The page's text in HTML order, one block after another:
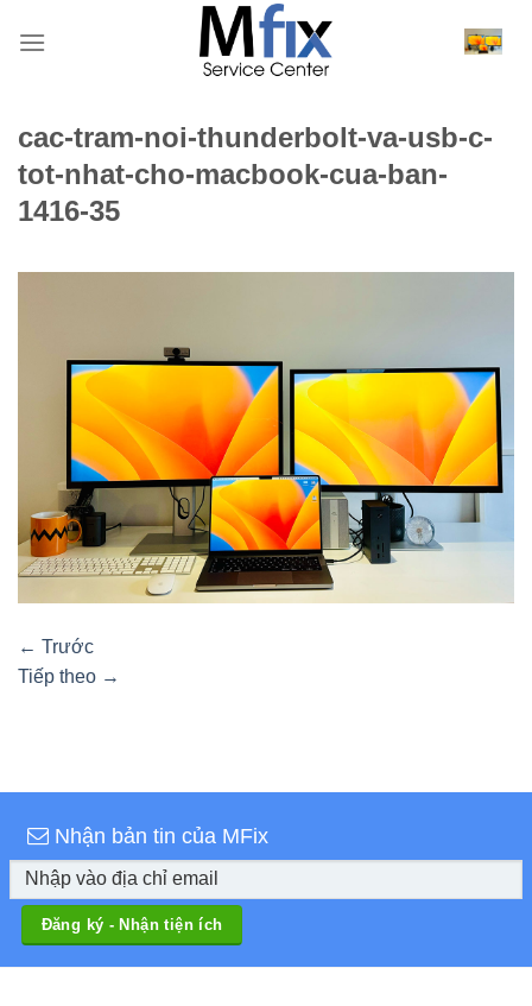
qua
cac-tram-noi-thunderbolt-va-usb-c-
tot-nhat-cho-macbook-cua-ban-
1416-35
← Trước
Tiếp theo →
Nhận bản tin của MFix